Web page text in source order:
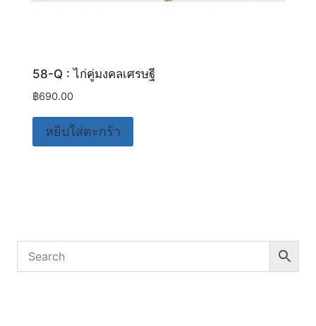
58-Q : ไก่คู่มงคลเศรษฐี
฿690.00
หยิบใส่ตะกร้า